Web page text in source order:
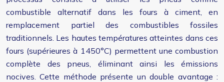
combustible alternatif dans les fours à ciment, en
remplacement partiel des combustibles fossiles
traditionnels. Les hautes températures atteintes dans ces
fours (supérieures à 1450°C) permettent une combustion
complète des pneus, éliminant ainsi les émissions
nocives. Cette méthode présente un double avantage :